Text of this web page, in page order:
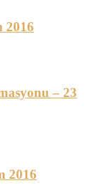
2016
– 23
2016